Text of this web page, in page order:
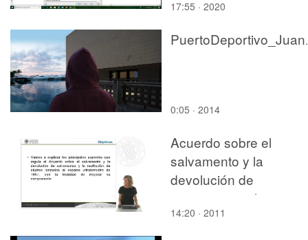
17:55 · 2020
0:05 · 2014
Acuerdo sobre el
salvamento y la
devolución de
astronautas y la
restitución de objetos
14:20 · 2011